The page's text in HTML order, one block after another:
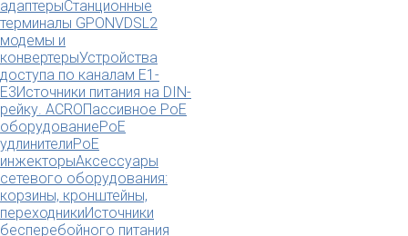
адаптерыСтанционные
терминалы GPONVDSL2
модемы и
конвертерыУстройства
доступа по каналам E1-
E3Источники питания на DIN-
рейку. ACROПассивное PoE
оборудованиеPoE
удлинителиPoE
инжекторыАксессуары
сетевого оборудования:
корзины, кронштейны,
переходникиИсточники
бесперебойного питания